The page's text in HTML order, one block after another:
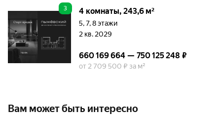
3 4 комнаты, 243,6 м²
5, 7, 8 этажи
2 кв. 2029
660 169 664 — 750 125 248 ₽
от 2 709 500 ₽ за м²
Вам может быть интересно